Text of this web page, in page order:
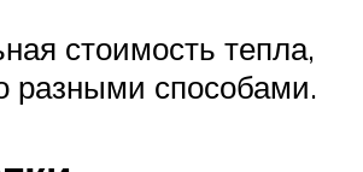
стоимость тепла,
разными способами.